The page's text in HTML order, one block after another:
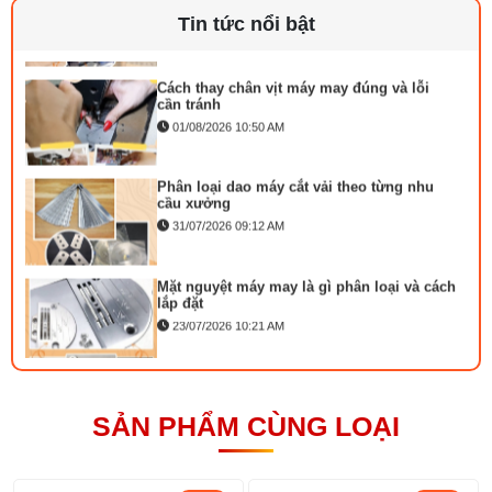
Thông số kỹ thuật máy may bao
- Mẫu kim: DNx1. 135×5, 25/200
- Điện áp : 220-240V
Tin tức nổi bật
29/07/2026 09:14 AM
Cách thay chân vịt máy may đúng và lỗi
cần tránh
Phân loại dao máy cắt vải theo từng nhu
cầu xưởng
31/07/2026 09:12 AM
Mặt nguyệt máy may là gì phân loại và cách
lắp đặt
23/07/2026 10:21 AM
Bộ phụ trợ kéo vải máy may là gì? Công
27/07/2026 08:20 AM
SẢN PHẨM CÙNG LOẠI